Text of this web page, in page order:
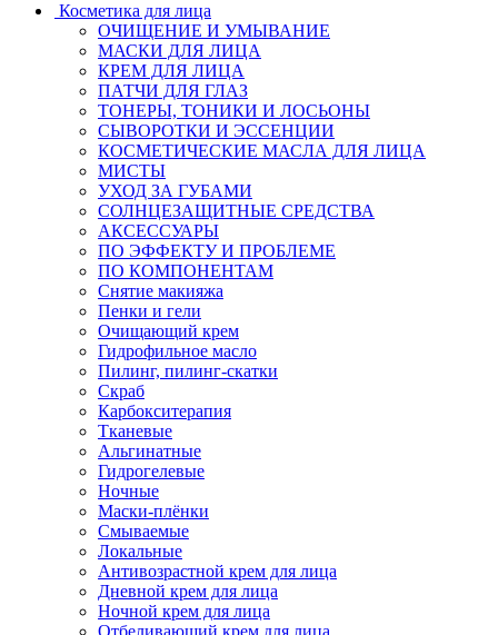
Косметика для лица
ОЧИЩЕНИЕ И УМЫВАНИЕ
МАСКИ ДЛЯ ЛИЦА
КРЕМ ДЛЯ ЛИЦА
ПАТЧИ ДЛЯ ГЛАЗ
ТОНЕРЫ, ТОНИКИ И ЛОСЬОНЫ
СЫВОРОТКИ И ЭССЕНЦИИ
КОСМЕТИЧЕСКИЕ МАСЛА ДЛЯ ЛИЦА
МИСТЫ
УХОД ЗА ГУБАМИ
СОЛНЦЕЗАЩИТНЫЕ СРЕДСТВА
АКСЕССУАРЫ
ПО ЭФФЕКТУ И ПРОБЛЕМЕ
ПО КОМПОНЕНТАМ
Снятие макияжа
Пенки и гели
Очищающий крем
Гидрофильное масло
Пилинг, пилинг-скатки
Скраб
Карбокситерапия
Тканевые
Альгинатные
Гидрогелевые
Ночные
Маски-плёнки
Смываемые
Локальные
Антивозрастной крем для лица
Дневной крем для лица
Ночной крем для лица
Отбеливающий крем для лица